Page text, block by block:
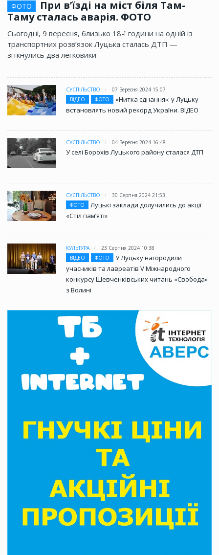
ФОТО
При в’їзді на міст біля Там-
Таму сталась аварія. ФОТО
Сьогодні, 9 вересня, близько 18-ї години на одній із
транспортних розв’язок Луцька сталась ДТП —
зіткнулись два легковики
СУСПІЛЬСТВО
07 Вересня 2024 15:07
ВІДЕО
ФОТО
«Нитка єднання»: у Луцьку
встановлять новий рекорд України. ВІДЕО
СУСПІЛЬСТВО 04 Вересня 2024 16:48
У селі Борохів Луцького району сталася ДТП
СУСПІЛЬСТВО
30 Серпня 2024 21:53
ФОТО
Луцькі заклади долучились до акції
«Стіл памʼяті»
КУЛЬТУРА
23 Серпня 2024 10:38
ВІДЕО
ФОТО
У Луцьку нагородили
учасників та лавреатів V Міжнародного
конкурсу Шевченківських читань «Свобода»
з Волині